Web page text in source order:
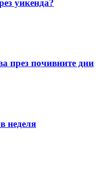
уикенда?
през почивните дни
неделя